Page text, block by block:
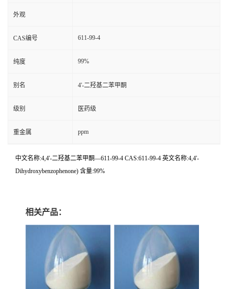
外观
CAS编号 611-99-4
纯度 99%
别名 4'-二羟基二苯甲酮
级别 医药级
重金属 ppm
中文名称:4,4'-二羟基二苯甲酮—611-99-4 CAS:611-99-4 英文名称:4,4'-
Dihydroxybenzophenone) 含量:99%
相关产品：